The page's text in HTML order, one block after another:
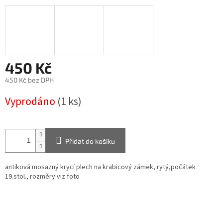
450 Kč
450 Kč bez DPH
cena:
Vyprodáno (1 ks)
Přidat do košíku
antiková mosazný krycí plech na krabicový zámek, rytý,počátek
19.stol., rozměry viz foto